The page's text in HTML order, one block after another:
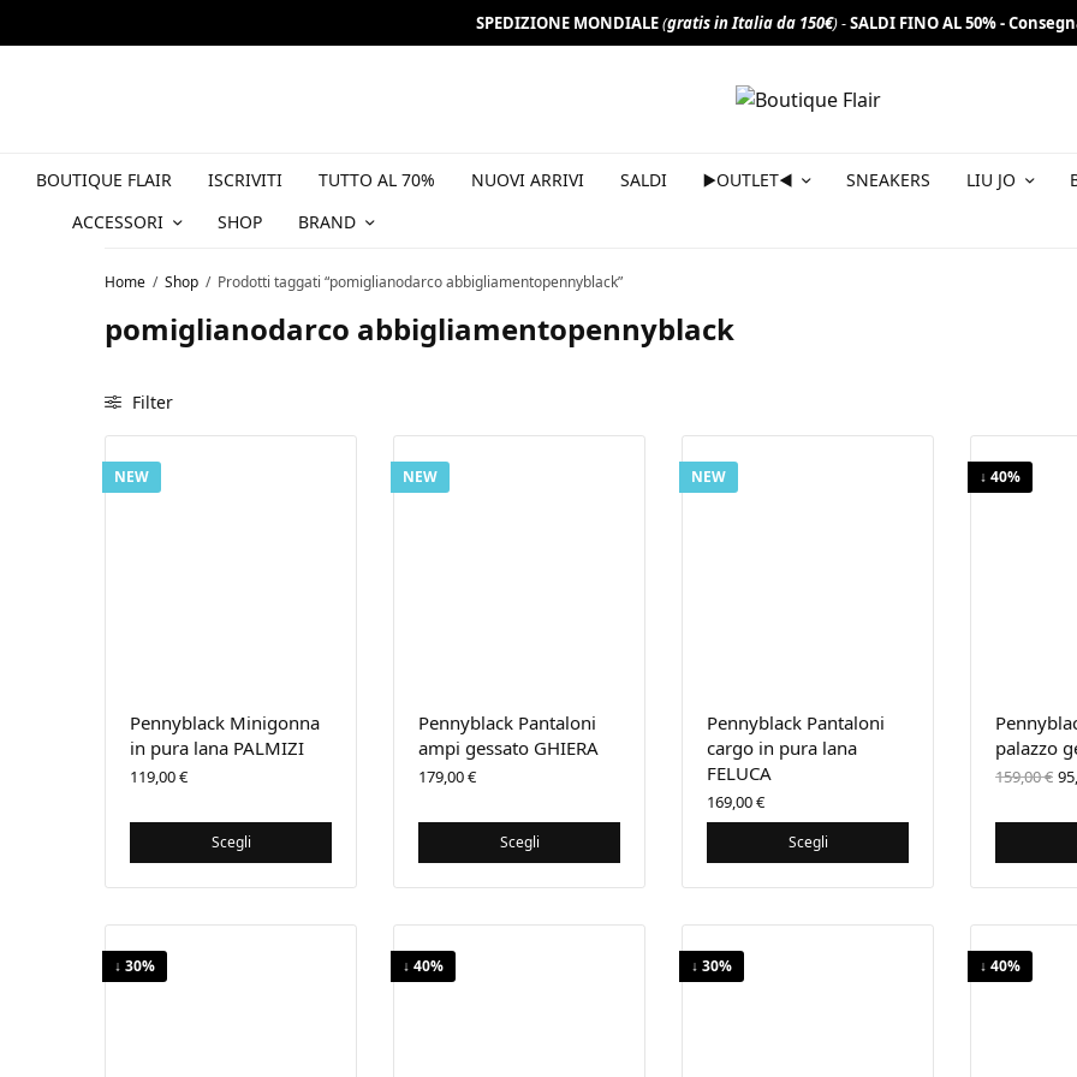
SPEDIZIONE MONDIALE(gratis in Italia da 150€) -SALDI FINO AL 50% -
BOUTIQUE FLAIR ISCRIVITI TUTTO AL 70% NUOVI ARRIVI SALDI ▶️OUTLET◀️ SNEAKERS LIU JO
ACCESSORI
SHOP BRAND
Home / Shop / Prodotti taggati “pomiglianodarco abbigliamentopennyblack”
pomiglianodarco abbigliamentopennyblack
Filter
NEW
Pennyblack Minigonna
in pura lana PALMIZI
119,00€
Scegli
NEW
Pennyblack Pantaloni
ampi gessato GHIERA
179,00€
Scegli
NEW
Pennyblack Pantaloni
cargo in pura lana
FELUCA
169,00€
Scegli
↓ 40%
palazzo
159,00€ Il
↓ 30% ↓ 40% ↓ 30% ↓ 40%
Iscriviti alla newsletter per non perderti offerte e novità e ottieni 10% di